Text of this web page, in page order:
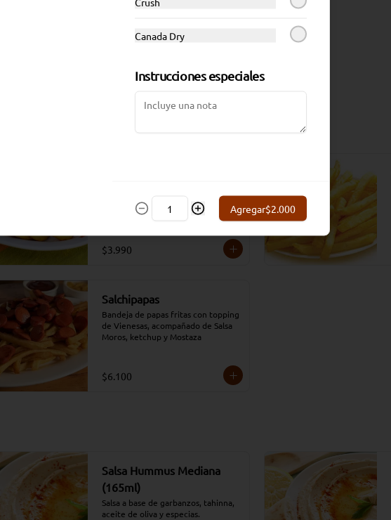
$3.990
Salchipapas
Bandeja de papas fritas con topping
de Vienesas, acompañado de Salsa
Moros, ketchup y Mostaza
$6.100
Salsa Hummus Mediana
(165ml)
Salsa a base de garbanzos, tahinna,
aceite de oliva y especias.
Canada Dry
Instrucciones especiales
Agregar$2.000